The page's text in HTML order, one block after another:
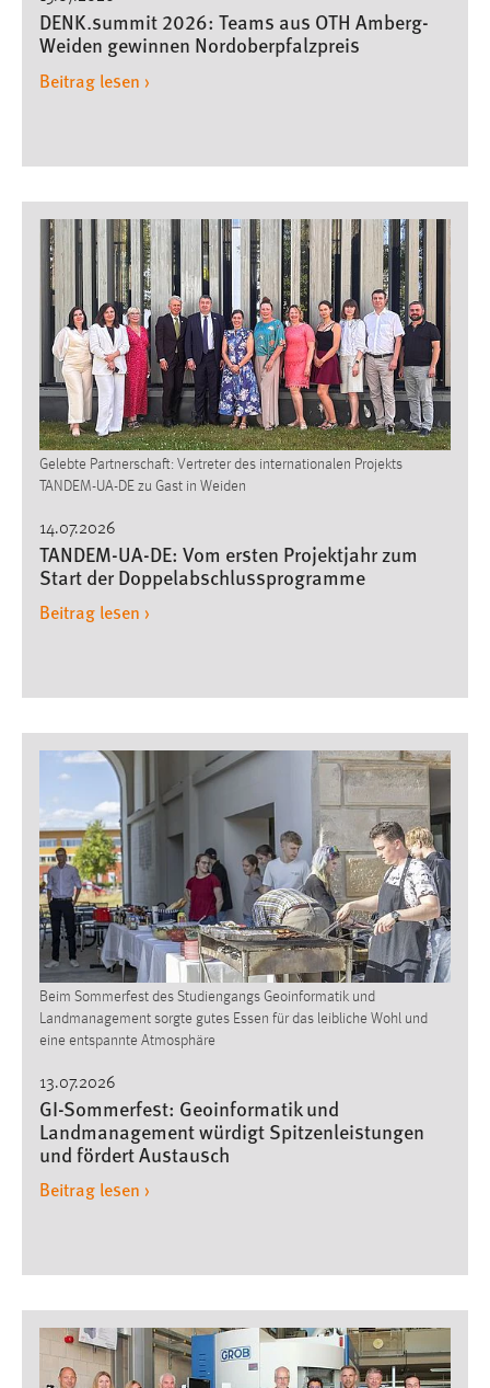
DENK.summit 2026: Teams aus OTH Amberg-
Weiden gewinnen Nordoberpfalzpreis
Beitrag lesen ›
Gelebte Partnerschaft: Vertreter des internationalen Projekts
TANDEM-UA-DE zu Gast in Weiden
14.07.2026
TANDEM-UA-DE: Vom ersten Projektjahr zum
Start der Doppelabschlussprogramme
Beitrag lesen ›
Beim Sommerfest des Studiengangs Geoinformatik und
Landmanagement sorgte gutes Essen für das leibliche Wohl und
eine entspannte Atmosphäre
13.07.2026
GI-Sommerfest: Geoinformatik und
Landmanagement würdigt Spitzenleistungen
und fördert Austausch
Beitrag lesen ›